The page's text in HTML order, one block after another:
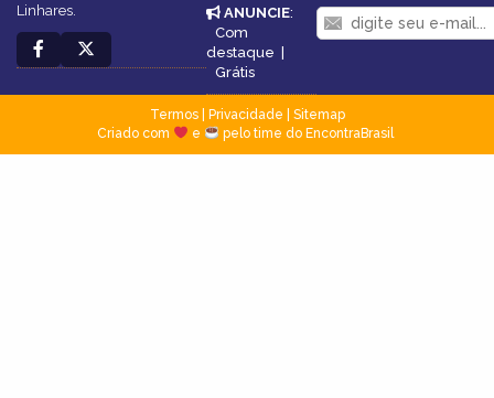
Linhares.
ANUNCIE:
Com
destaque |
Grátis
Termos| Privacidade
Sitemap
Criado com
e pelo time do EncontraBrasil